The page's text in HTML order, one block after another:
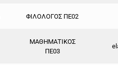
ΦΙΛΟΛΟΓΟΣ ΠΕ02
ΜΑΘΗΜΑΤΙΚΟΣ
ΠΕ03